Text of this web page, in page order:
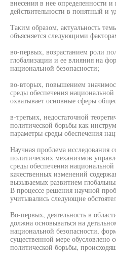
внесения в нее определенности
действительности в понятный и
Таким образом, актуальность
объясняется следующими
во-первых, возрастанием роли
глобализации и ее влияния на
национальной безопасности;
во-вторых, повышением
среды обеспечения национальной
охватывает основные сферы
в-третьих, недостаточной
политической борьбы как
параметры среды обеспечения
Научная проблема исследования
политических механизмов
среды обеспечения
качественных изменений
вызываемых развитием
В процессе решения научной
учитывались следующие
Во-первых, деятельность в
должна основываться на
национальной безопасности,
существенной мере обусловлено
политической борьбы,